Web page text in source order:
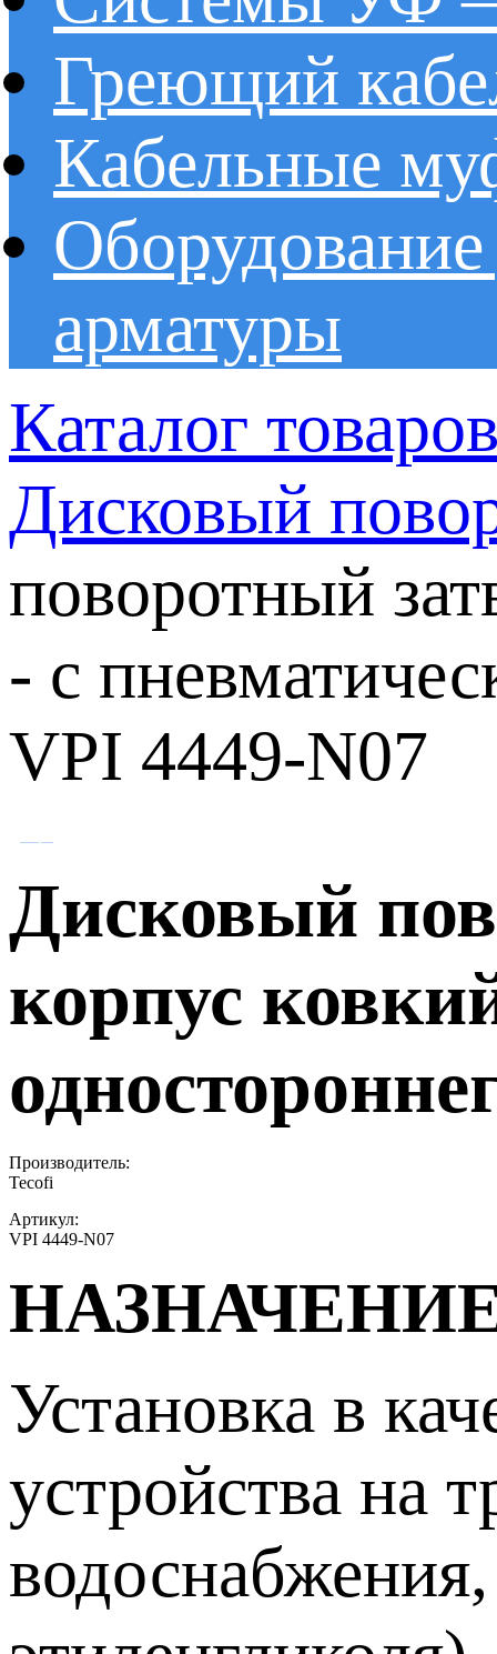
Греющий
Кабельные
арматуры
Каталог
Дисковый
поворотный
- с
VPI 4449-N07
Дисковый
корпус
Производитель:
Tecofi
Артикул:
VPI 4449-N07
Установка в
устройства на